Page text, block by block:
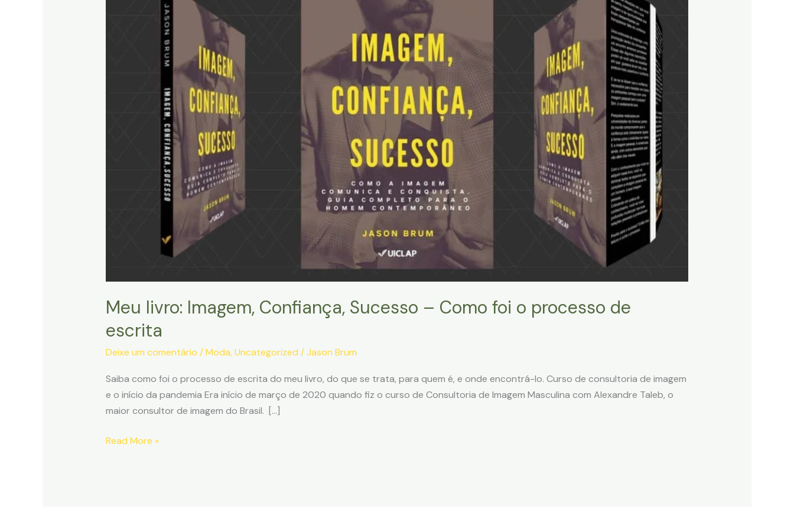
Meu livro: Imagem, Confiança, Sucesso – Como foi o processo de
escrita
Deixe um comentário /Moda,Uncategorized /Jason Brum
Saiba como foi o processo de escrita do meu livro, do que se trata, para quem é, e onde encontrá-lo. Curso de consultoria de imagem
e o início da pandemia Era início de março de 2020 quando fiz o curso de Consultoria de Imagem Masculina com Alexandre Taleb, o
maior consultor de imagem do Brasil. […]
Meu
Read More »